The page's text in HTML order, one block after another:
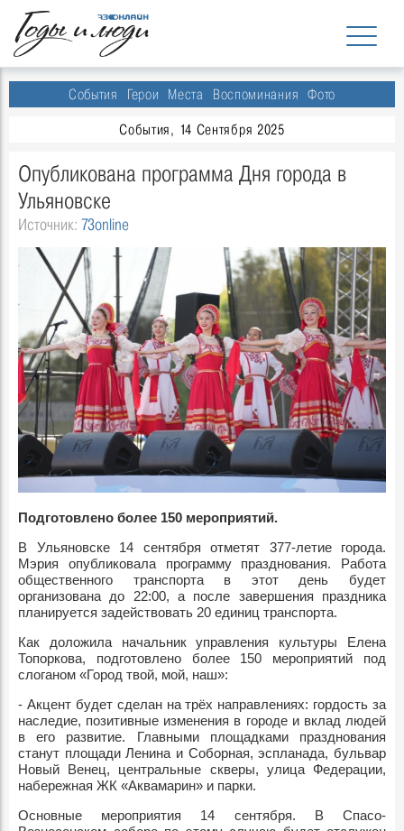
События Герои Места Воспоминания Фото
События, 14 Сентября 2025
Опубликована программа Дня города в
Ульяновске
Источник: 73online
Подготовлено более 150 мероприятий.
В Ульяновске 14 сентября отметят 377-летие города.
Мэрия опубликовала программу празднования. Работа
общественного транспорта в этот день будет
организована до 22:00, а после завершения праздника
планируется задействовать 20 единиц транспорта.
Как доложила начальник управления культуры Елена
Топоркова, подготовлено более 150 мероприятий под
слоганом «Город твой, мой, наш»:
- Акцент будет сделан на трёх направлениях: гордость за
наследие, позитивные изменения в городе и вклад людей
в его развитие. Главными площадками празднования
станут площади Ленина и Соборная, эспланада, бульвар
Новый Венец, центральные скверы, улица Федерации,
набережная ЖК «Аквамарин» и парки.
Основные мероприятия 14 сентября. В Спасо-